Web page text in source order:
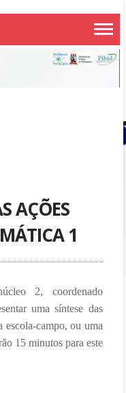
AÇÕES
1
2, coordenado
uma síntese das
escola-campo, ou uma
15 minutos para este